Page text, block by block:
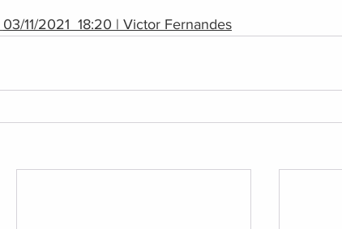
03/11/2021  18:20 | Victor Fernandes